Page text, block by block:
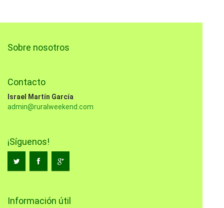
Sobre nosotros
Contacto
Israel Martín García
admin@ruralweekend.com
¡Síguenos!
Información útil